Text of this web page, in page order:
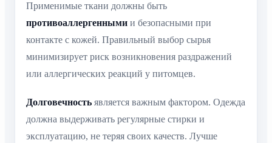
Применимые ткани должны быть
противоаллергенными и безопасными при
контакте с кожей. Правильный выбор сырья
минимизирует риск возникновения раздражений
или аллергических реакций у питомцев.
Долговечность является важным фактором. Одежда
должна выдерживать регулярные стирки и
эксплуатацию, не теряя своих качеств. Лучше